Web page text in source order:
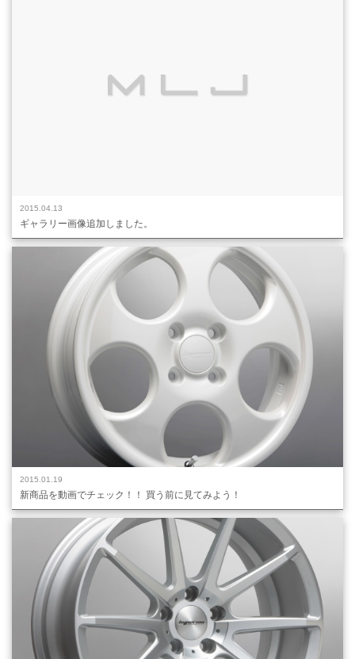
2015.04.13
ギャラリー画像追加しました。
2015.01.19
新商品を動画でチェック！！ 買う前に見てみよう！